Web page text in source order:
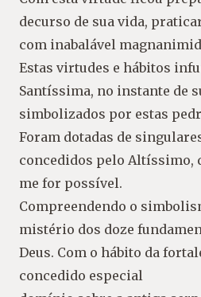
decurso de sua vida,
com inabalável
Estas virtudes e hábitos
Santíssima, no instante de
simbolizados por estas
Foram dotadas de
concedidos pelo Altíssimo,
me for possível.
Compreendendo o
mistério dos doze
Deus. Com o hábito da
concedido especial